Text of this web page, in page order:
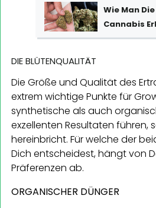
Wie Man
Cannabis
DIE BLÜTENQUALITÄT
Die Größe und Qualität des
extrem wichtige Punkte für
synthetische als auch
exzellenten Resultaten führen,
hereinbricht. Für welche der
Dich entscheidest, hängt von
Präferenzen ab.
ORGANISCHER DÜNGER